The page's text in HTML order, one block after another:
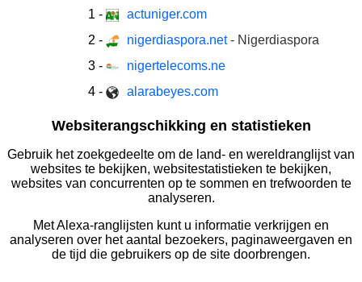
1 -
actuniger.com
2 - nigerdiaspora.net- Nigerdiaspora
3 -
nigertelecoms.ne
4 - alarabeyes.com
Websiterangschikking en statistieken
Gebruik het zoekgedeelte om de land- en wereldranglijst van
websites te bekijken, websitestatistieken te bekijken,
websites van concurrenten op te sommen en trefwoorden te
analyseren.
Met Alexa-ranglijsten kunt u informatie verkrijgen en
analyseren over het aantal bezoekers, paginaweergaven en
de tijd die gebruikers op de site doorbrengen.